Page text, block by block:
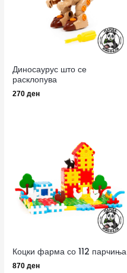
Диносаурус што се
расклопува
270ден
Коцки фарма со 112 парчиња
870ден